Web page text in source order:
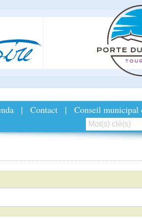
| Contact | Conseil municipal